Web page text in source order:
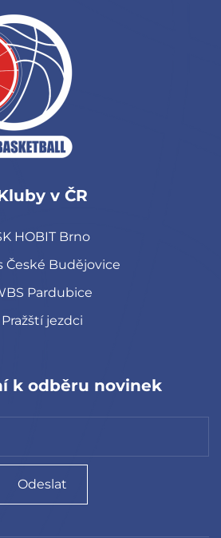
v ČR
HOBIT Brno
České Budějovice
Pardubice
Pražští jezdci
k odběru novinek
Odeslat